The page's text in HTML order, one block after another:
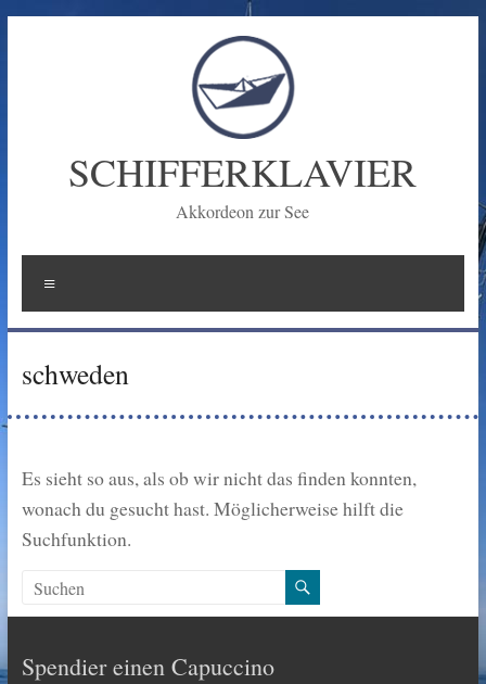
SCHIFFERKLAVIER
Akkordeon zur See
schweden
Es sieht so aus, als ob wir nicht das finden konnten,
wonach du gesucht hast. Möglicherweise hilft die
Suchfunktion.
Spendier einen Capuccino